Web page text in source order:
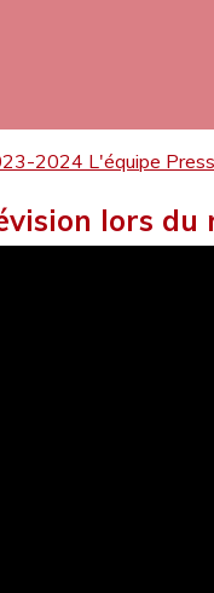
2024 L'équipe
lors du